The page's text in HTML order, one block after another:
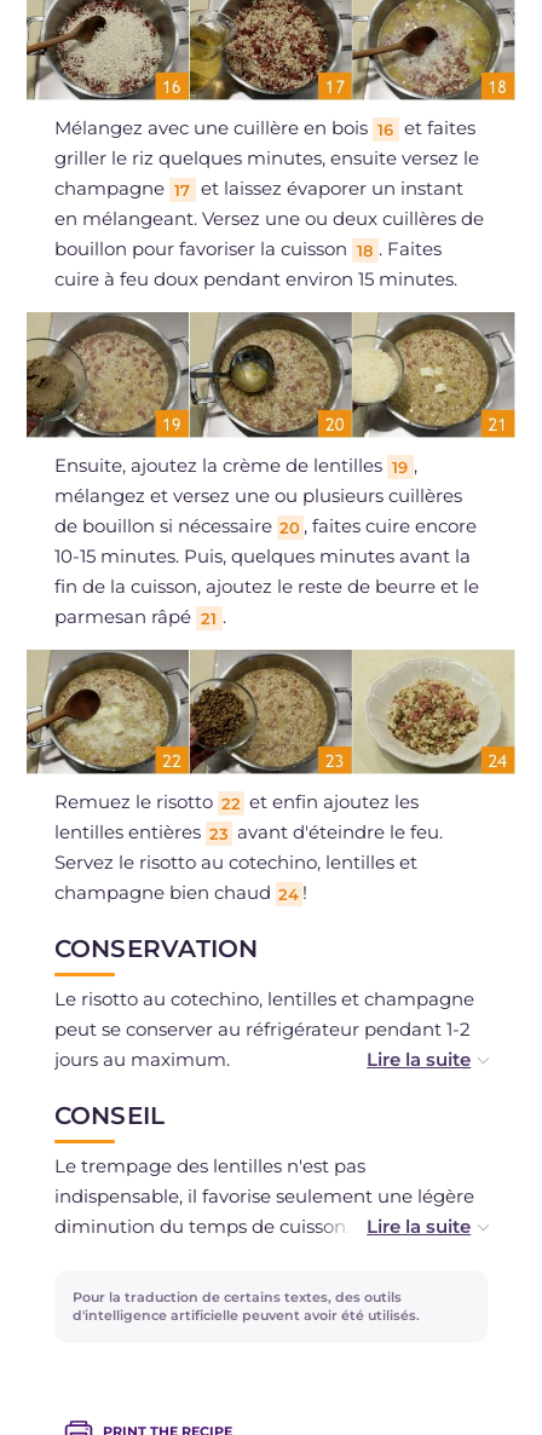
Mélangez avec une cuillère en bois 16 et faites
griller le riz quelques minutes, ensuite versez le
champagne 17 et laissez évaporer un instant
en mélangeant. Versez une ou deux cuillères de
bouillon pour favoriser la cuisson 18 . Faites
cuire à feu doux pendant environ 15 minutes.
Ensuite, ajoutez la crème de lentilles 19 ,
mélangez et versez une ou plusieurs cuillères
de bouillon si nécessaire 20 , faites cuire encore
10-15 minutes. Puis, quelques minutes avant la
fin de la cuisson, ajoutez le reste de beurre et le
parmesan râpé 21 .
Remuez le risotto 22 et enfin ajoutez les
lentilles entières 23 avant d'éteindre le feu.
Servez le risotto au cotechino, lentilles et
champagne bien chaud 24 !
CONSERVATION
Le risotto au cotechino, lentilles et champagne
peut se conserver au réfrigérateur pendant 1-2
jours au maximum.
CONSEIL
Le trempage des lentilles n'est pas
indispensable, il favorise seulement une légère
diminution du temps de cuisson. Si toutefois
pouvez faire cuire les lentilles avec l'autocuiseur
pendant 20 minutes à feu très doux, réduisant
Pour la traduction de certains textes, des outils
d'intelligence artificielle peuvent avoir été utilisés.
PRINT THE RECIPE